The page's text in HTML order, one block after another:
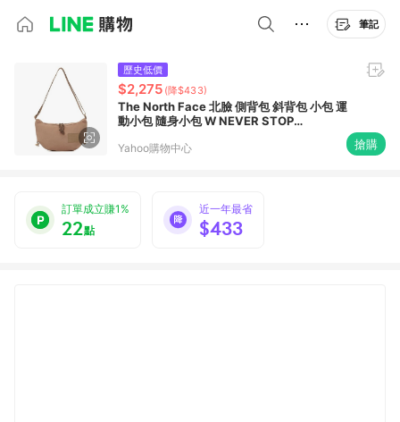
筆記
歷史低價
$2,275 (降$433)
The North Face 北臉 側背包 斜背包 小包 運
動小包 隨身小包 W NEVER STOP
Yahoo購物中心 搶購
訂單成立賺1%
22點
近一年最省
$433